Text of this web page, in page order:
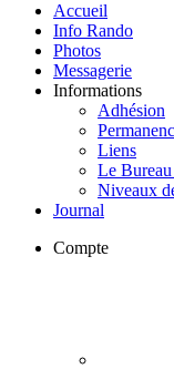
Accueil
Info Rando
Photos
Messagerie
Informations
Adhésion
Liens
Le
Niveaux
Journal
Compte